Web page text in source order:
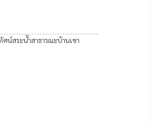
น์สระนํ้าสาธารณะบ้านเขา